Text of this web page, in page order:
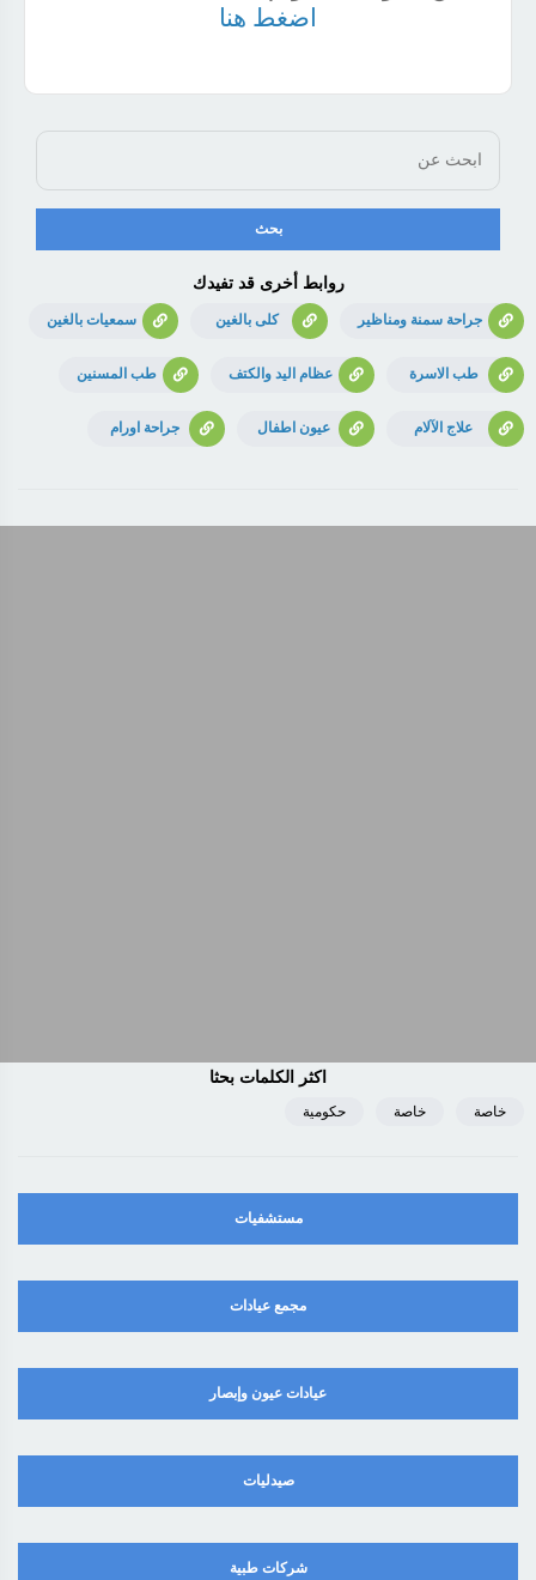
اضغط هنا
روابط أخرى قد تفيدك
جراحة سمنة ومناظير كلى بالغين سمعيات بالغين
طب الاسرة عظام اليد والكتف طب المسنين
علاج الآلام عيون اطفال جراحة اورام
اكثر الكلمات بحثا
خاصة خاصة حكومية
مستشفيات
مجمع عيادات
عيادات عيون وإبصار
صيدليات
شركات طبية